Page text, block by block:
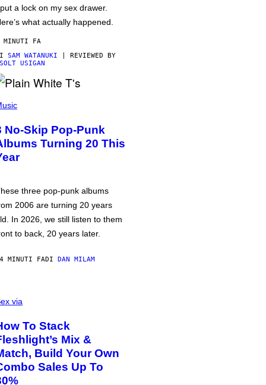
a lock on my sex drawer.
what actually happened.
MINUTI FA
SAM WATANUKI | REVIEWED BY
USIGAN
No-Skip Pop-Punk
Turning 20 This
three pop-punk albums
2006 are turning 20 years
In 2026, we still listen to them
to back, 20 years later.
MINUTI FADI DAN MILAM
via
To Stack
Mix &
Build Your Own
Sales Up To